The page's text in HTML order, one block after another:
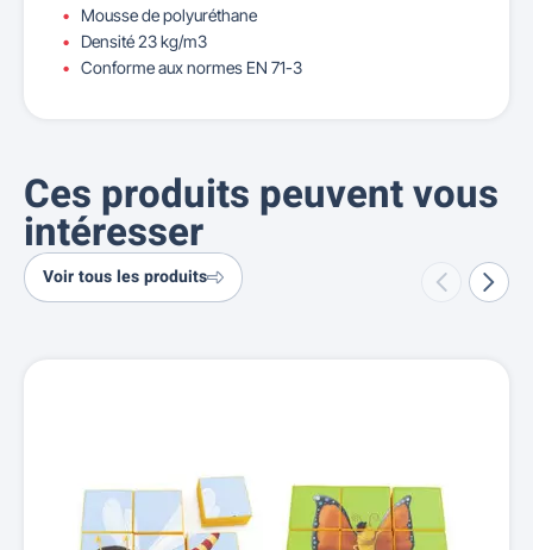
Mousse de polyuréthane
Densité 23 kg/m3
Conforme aux normes EN 71-3
Ces produits peuvent vous
intéresser
Voir tous les produits